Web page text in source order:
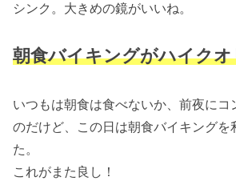
シンク。大きめの鏡がいいね。
朝食バイキングがハイク
いつもは朝食は食べないか、前夜にコ
のだけど、この日は朝食バイキングを
た。
これがまた良し！